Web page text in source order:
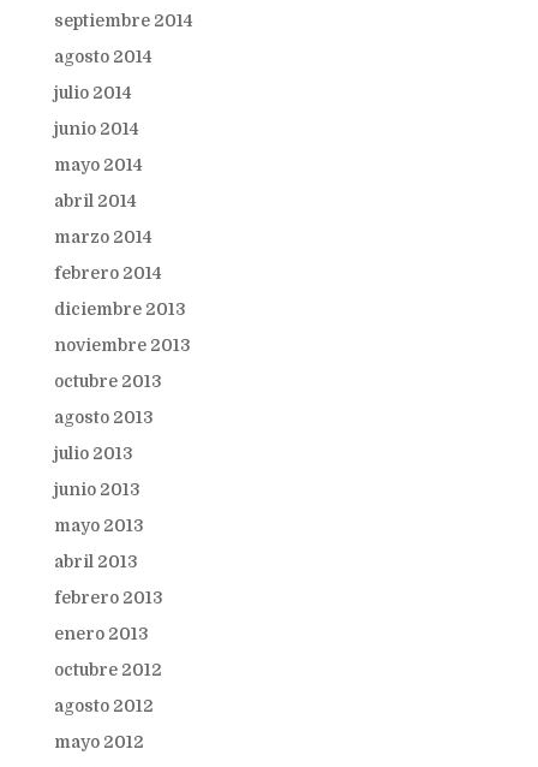
septiembre 2014
agosto 2014
julio 2014
junio 2014
mayo 2014
abril 2014
marzo 2014
febrero 2014
diciembre 2013
noviembre 2013
octubre 2013
agosto 2013
julio 2013
junio 2013
mayo 2013
abril 2013
febrero 2013
enero 2013
octubre 2012
agosto 2012
mayo 2012